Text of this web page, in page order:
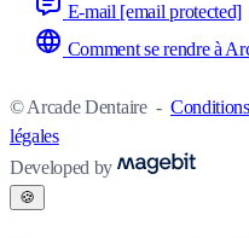
E-mail [email protected]
Comment se rendre à
© Arcade Dentaire -
légales
Developed by
🍪